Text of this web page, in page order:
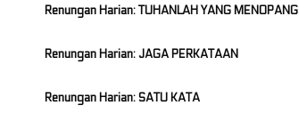
Renungan Harian: TUHANLAH YANG MENOPANG
Renungan Harian: JAGA PERKATAAN
Renungan Harian: SATU KATA